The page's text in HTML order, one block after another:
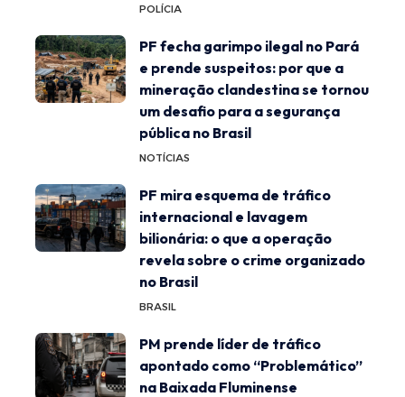
POLÍCIA
PF fecha garimpo ilegal no Pará
e prende suspeitos: por que a
mineração clandestina se tornou
um desafio para a segurança
pública no Brasil
NOTÍCIAS
PF mira esquema de tráfico
internacional e lavagem
bilionária: o que a operação
revela sobre o crime organizado
no Brasil
BRASIL
PM prende líder de tráfico
apontado como “Problemático”
na Baixada Fluminense